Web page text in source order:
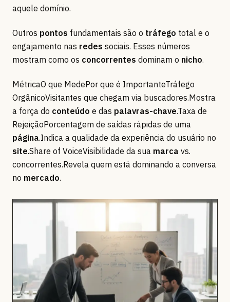
aquele domínio.
Outros pontos fundamentais são o tráfego total e o
engajamento nas redes sociais. Esses números
mostram como os concorrentes dominam o nicho.
MétricaO que MedePor que é ImportanteTráfego
OrgânicoVisitantes que chegam via buscadores.Mostra
a força do conteúdo e das palavras-chave.Taxa de
RejeiçãoPorcentagem de saídas rápidas de uma
página.Indica a qualidade da experiência do usuário no
site.Share of VoiceVisibilidade da sua marca vs.
concorrentes.Revela quem está dominando a conversa
no mercado.